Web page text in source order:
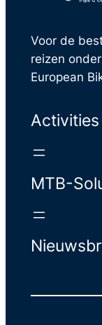
Voor de
reizen
European
Activities
MTB-